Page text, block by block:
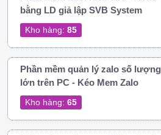
bằng LD giả lập SVB System
Kho hàng: 85
Phần mềm quản lý zalo số lượng
lớn trên PC - Kéo Mem Zalo
Kho hàng: 65